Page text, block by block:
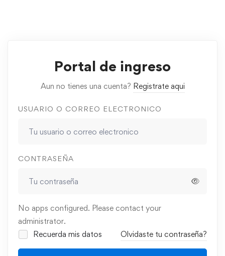
Portal de ingreso
Aun no tienes una cuenta? Registrate aqui
USUARIO O CORREO ELECTRONICO
CONTRASEÑA
No apps configured. Please contact your
administrator.
Recuerda mis datos
Olvidaste tu contraseña?